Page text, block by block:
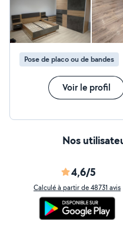
vous avez trop de travail. Quand vous étiez là, je vous ai vu faire
un clin d’œil derrière mon dos
les gens pour des imbéciles.
Vous méritez ce
Pose de placo ou de bandes
Voir le profil
Nos
4,6/5
Calculé à partir de 48731 avis